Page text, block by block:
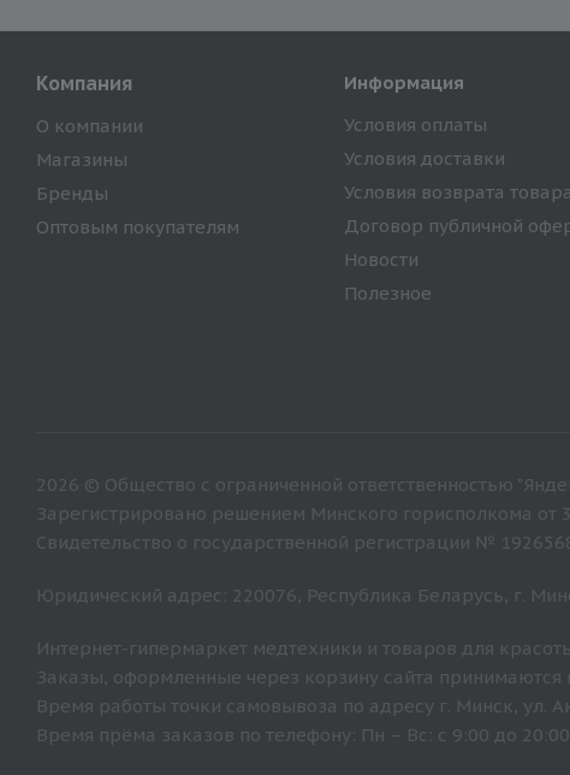
Компания
О компании
Магазины
Бренды
Оптовым покупателям
Информация
Условия оплаты
Условия доставки
Условия возврата товара
Договор публичной
Новости
Полезное
2026 © Общество с ограниченной ответственностью
Зарегистрировано решением Минского горисполкома от
Свидетельство о государственной регистрации №
Юридический адрес: 220076, Республика Беларусь, г.
Интернет-гипермаркет медтехники и товаров для
Заказы, оформленные через корзину сайта принимаются
Время работы точки самовывоза по адресу г. Минск, ул.
Время прёма заказов по телефону: Пн – Вс: с 9:00 до 20:00.